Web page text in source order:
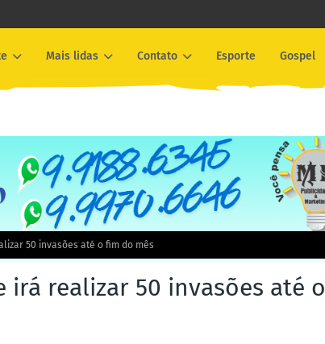
Mais lidas Contato Esporte Gospel
50 invasões até o fim do mês
irá realizar 50 invasões até o